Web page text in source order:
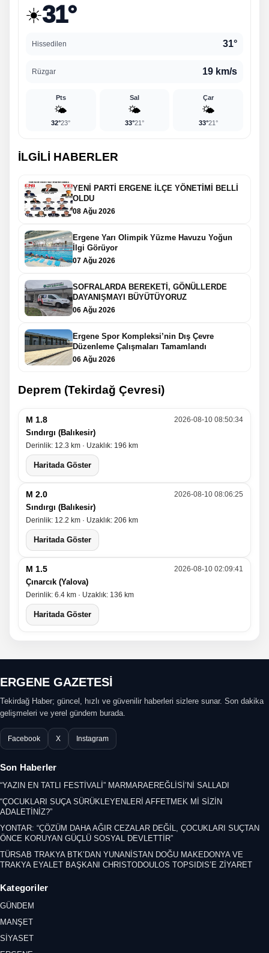
☀️31°
Hissedilen 31°
Rüzgar 19 km/s
Pts
🌤️
32°23°
Sal
🌤️
33°21°
Çar
🌤️
33°21°
İLGİLİ HABERLER
YENİ PARTİ ERGENE İLÇE YÖNETİMİ BELLİ
OLDU
08 Ağu 2026
Ergene Yarı Olimpik Yüzme Havuzu Yoğun
İlgi Görüyor
07 Ağu 2026
SOFRALARDA BEREKETİ, GÖNÜLLERDE
DAYANIŞMAYI BÜYÜTÜYORUZ
06 Ağu 2026
Ergene Spor Kompleksi’nin Dış Çevre
Düzenleme Çalışmaları Tamamlandı
06 Ağu 2026
Deprem (Tekirdağ Çevresi)
M 1.8 2026-08-10 08:50:34
Sındırgı (Balıkesir)
Derinlik: 12.3 km · Uzaklık: 196 km
Haritada Göster
M 2.0 2026-08-10 08:06:25
Sındırgı (Balıkesir)
Derinlik: 12.2 km · Uzaklık: 206 km
Haritada Göster
M 1.5 2026-08-10 02:09:41
Çınarcık (Yalova)
Derinlik: 6.4 km · Uzaklık: 136 km
Haritada Göster
ERGENE GAZETESİ
Tekirdağ Haber; güncel, hızlı ve güvenilir haberleri sizlere sunar. Son dakika
gelişmeleri ve yerel gündem burada.
Facebook X Instagram
Son Haberler
“YAZIN EN TATLI FESTİVALİ” MARMARAEREĞLİSİ’Nİ SALLADI
“ÇOCUKLARI SUÇA SÜRÜKLEYENLERİ AFFETMEK Mİ SİZİN
ADALETİNİZ?”
YONTAR: “ÇÖZÜM DAHA AĞIR CEZALAR DEĞİL, ÇOCUKLARI SUÇTAN
ÖNCE KORUYAN GÜÇLÜ SOSYAL DEVLETTİR”
TÜRSAB TRAKYA BTK’DAN YUNANİSTAN DOĞU MAKEDONYA VE
TRAKYA EYALET BAŞKANI CHRISTODOULOS TOPSIDIS’E ZİYARET
Kategoriler
GÜNDEM
MANŞET
SİYASET